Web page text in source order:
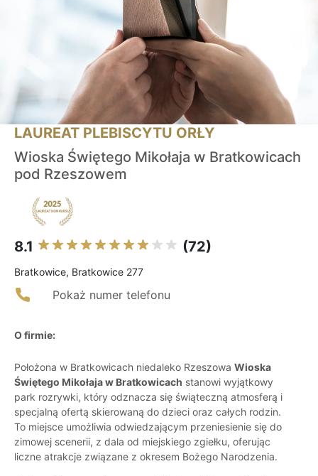
LAUREAT PLEBISCYTU ORŁY
Wioska Świętego Mikołaja w Bratkowicach
pod Rzeszowem
8.1 (72)
Bratkowice, Bratkowice 277
Pokaż numer telefonu
O firmie:
Położona w Bratkowicach niedaleko Rzeszowa Wioska
Świętego Mikołaja w Bratkowicach stanowi wyjątkowy
park rozrywki, który odznacza się świąteczną atmosferą i
specjalną ofertą skierowaną do dzieci oraz całych rodzin.
To miejsce umożliwia odwiedzającym przeniesienie się do
zimowej scenerii, z dala od miejskiego zgiełku, oferując
liczne atrakcje związane z okresem Bożego Narodzenia.